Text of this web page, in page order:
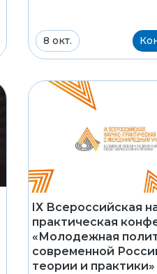
8 окт.
IХ Всероссийская
практическая
«Молодежная
современной
теории и практики»